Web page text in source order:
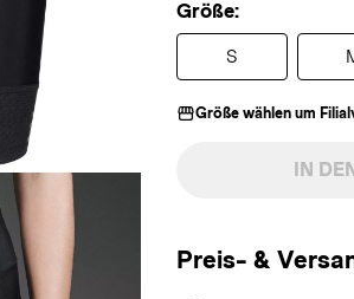
Größe:
S
Größe wählen um
IN
Preis- &